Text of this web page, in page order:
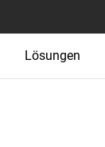
Lösungen